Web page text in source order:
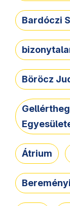
Bardóczi
Böröcz
Átrium